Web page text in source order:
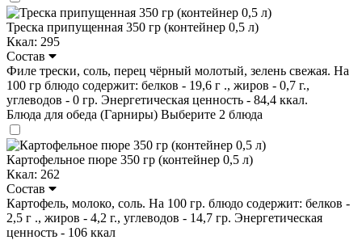
Треска припущенная 350 гр (контейнер 0,5 л)
Ккал: 295
Состав
Филе трески, соль, перец чёрный молотый, зелень свежая. На
100 гр блюдо содержит: белков - 19,6 г ., жиров - 0,7 г.,
углеводов - 0 гр. Энергетическая ценность - 84,4 ккал.
Блюда для обеда (Гарниры) Выберите 2 блюда
Картофельное пюре 350 гр (контейнер 0,5 л)
Ккал: 262
Состав
Картофель, молоко, соль. На 100 гр. блюдо содержит: белков -
2,5 г ., жиров - 4,2 г., углеводов - 14,7 гр. Энергетическая
ценность - 106 ккал